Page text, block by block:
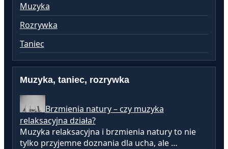
Muzyka
Rozrywka
Taniec
Muzyka, taniec, rozrywka
Brzmienia natury – czy muzyka
relaksacyjna działa?
Muzyka relaksacyjna i brzmienia natury to nie
tylko przyjemne doznania dla ucha, ale …